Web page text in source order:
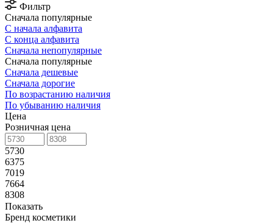
Фильтр
Сначала популярные
С начала алфавита
С конца алфавита
Сначала непопулярные
Сначала популярные
Сначала дешевые
Сначала дорогие
По возрастанию наличия
По убыванию наличия
Цена
Розничная цена
5730
6375
7019
7664
8308
Показать
Бренд косметики